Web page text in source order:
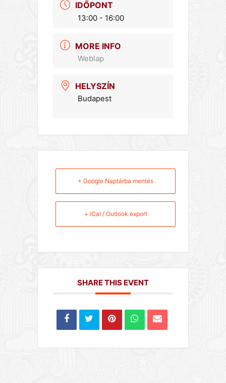
IDŐPONT
13:00 - 16:00
MORE INFO
Weblap
HELYSZÍN
Budapest
+ Google Naptárba mentés
+ iCal / Outlook export
SHARE THIS EVENT